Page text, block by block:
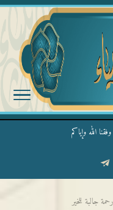
الله وإياكم
تقديس الأشخاص
جالبة للخير